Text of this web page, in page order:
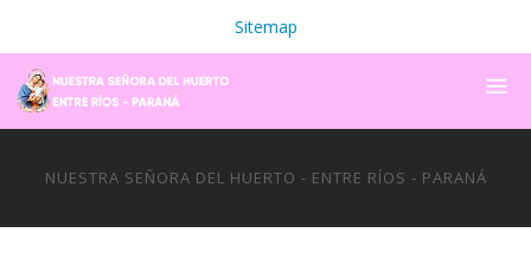
Sitemap
NUESTRA SEÑORA DEL HUERTO - ENTRE RÍOS - PARANÁ